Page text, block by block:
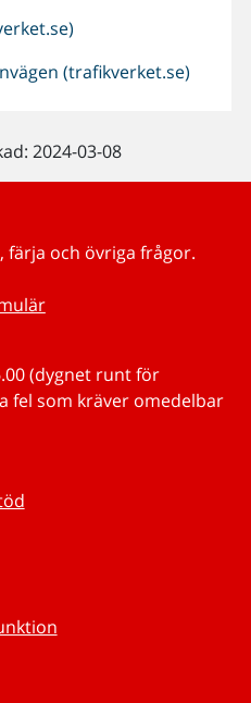
(trafikverket.se)
2024-03-08
färja och övriga frågor.
(dygnet runt för
fel som kräver omedelbar